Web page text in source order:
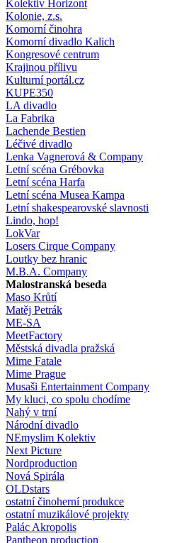
Kolektiv Horizont
Kolonie, z.s.
Komorní činohra
Komorní divadlo Kalich
Kongresové centrum
Krajinou přílivu
Kulturní portál.cz
KUPE350
LA divadlo
La Fabrika
Lachende Bestien
Léčivé divadlo
Lenka Vagnerová & Company
Letní scéna Grébovka
Letní scéna Harfa
Letní scéna Musea Kampa
Letní shakespearovské slavnosti
Lindo, hop!
LokVar
Losers Cirque Company
Loutky bez hranic
M.B.A. Company
Malostranská beseda
Maso Krůtí
Matěj Petrák
ME-SA
MeetFactory
Městská divadla pražská
Mime Fatale
Mime Prague
Musaši Entertainment Company
My kluci, co spolu chodíme
Nahý v trní
Národní divadlo
NEmyslim Kolektiv
Next Picture
Nordproduction
Nová Spirála
OLDstars
ostatní činoherní produkce
ostatní muzikálové projekty
Palác Akropolis
Pantheon production